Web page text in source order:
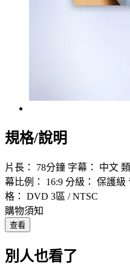
規格/說明
片長： 78分鐘 字幕： 中文
幕比例： 16:9 分級： 保護
格： DVD 3區 / NTSC
購物須知
查看
別人也看了